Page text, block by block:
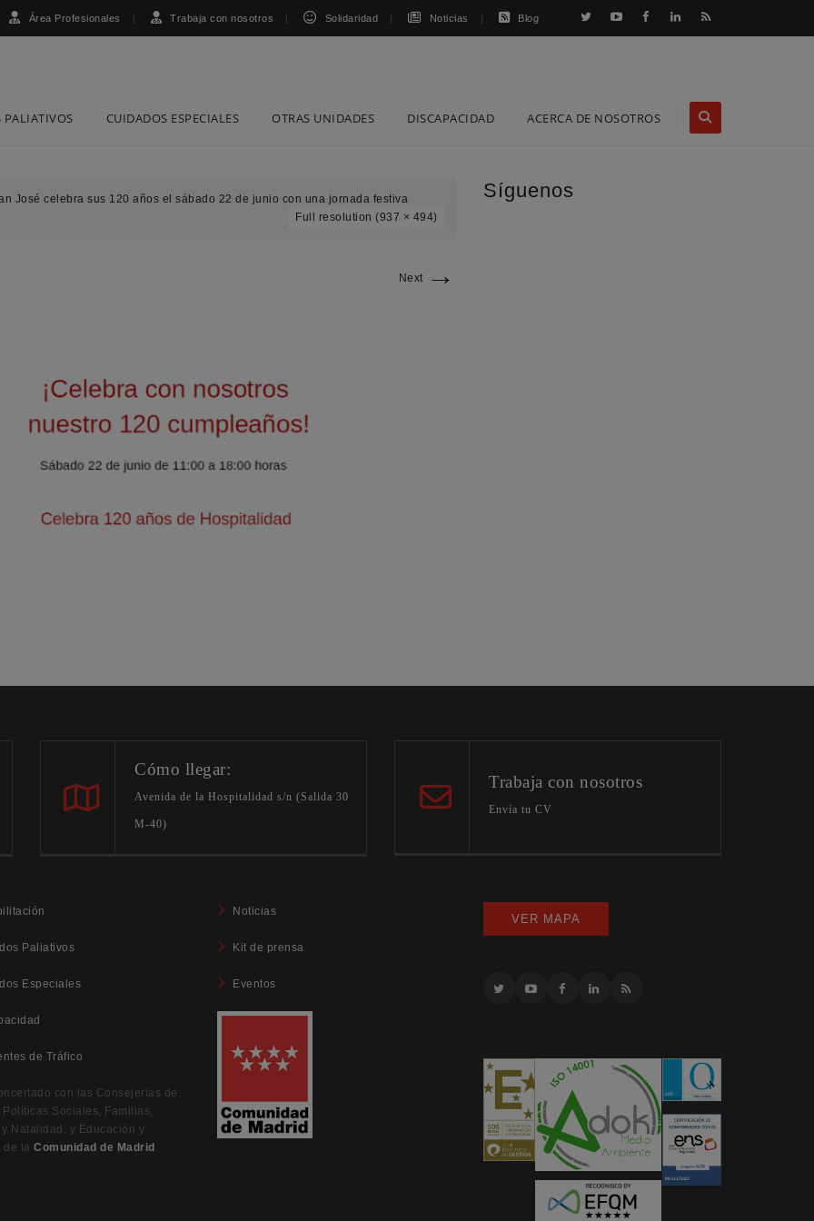
Área Profesionales Trabaja con nosotros Solidaridad Noticias Blog
PALIATIVOS CUIDADOS ESPECIALES OTRAS UNIDADES DISCAPACIDAD ACERCA DE NOSOTROS
José celebra sus 120 años el sábado 22 de junio con una jornada festiva
Full resolution (937 × 494)
Next →
Síguenos
Cómo llegar:
Avenida de la Hospitalidad s/n (Salida 30
M-40)
Trabaja con nosotros
Envía tu CV
Paliativos
Especiales
de Tráfico
con las Consejerías de:
Políticas Sociales, Familias,
y Natalidad, y Educación y
de la Comunidad de Madrid
Noticias
Kit de prensa
Eventos
VER MAPA